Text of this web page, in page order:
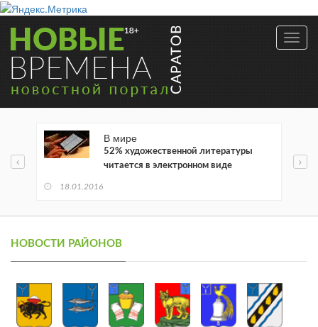
В мире
52% художественной литературы
читается в электронном виде
18.01.2016
НОВОСТИ РАЙОНОВ